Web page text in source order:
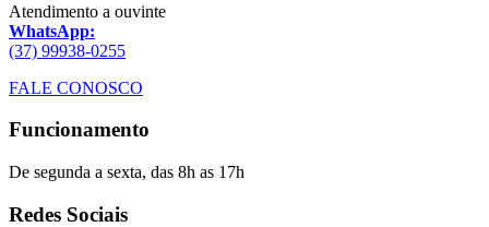
Atendimento a ouvinte
WhatsApp:
(37) 99938-0255
FALE CONOSCO
Funcionamento
De segunda a sexta, das 8h as 17h
Redes Sociais